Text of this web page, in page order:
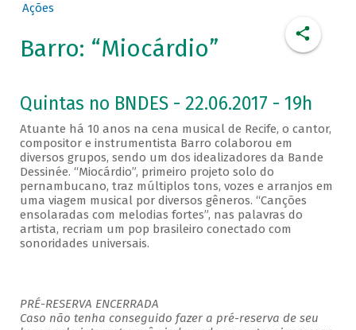
Ações
Barro: “Miocárdio”
Quintas no BNDES - 22.06.2017 - 19h
Atuante há 10 anos na cena musical de Recife, o cantor,
compositor e instrumentista Barro colaborou em
diversos grupos, sendo um dos idealizadores da Bande
Dessinée. “Miocárdio”, primeiro projeto solo do
pernambucano, traz múltiplos tons, vozes e arranjos em
uma viagem musical por diversos gêneros. “Canções
ensolaradas com melodias fortes”, nas palavras do
artista, recriam um pop brasileiro conectado com
sonoridades universais.
PRÉ-RESERVA ENCERRADA
Caso não tenha conseguido fazer a pré-reserva de seu